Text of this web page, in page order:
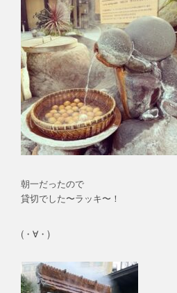
朝一だったので
貸切でした〜ラッキ〜！
(・∀・)